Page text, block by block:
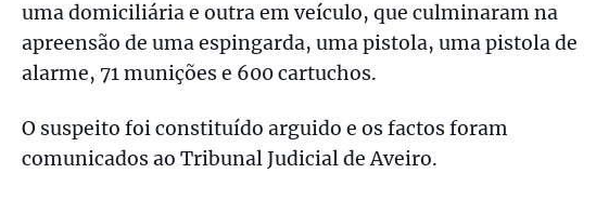
uma domiciliária e outra em veículo, que culminaram na
apreensão de uma espingarda, uma pistola, uma pistola de
alarme, 71 munições e 600 cartuchos.
O suspeito foi constituído arguido e os factos foram
comunicados ao Tribunal Judicial de Aveiro.